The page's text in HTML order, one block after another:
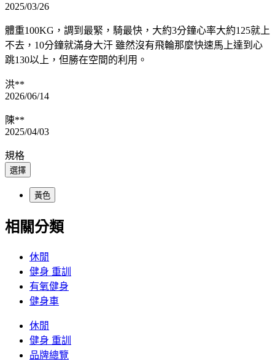
2025/03/26
體重100KG，調到最緊，騎最快，大約3分鐘心率大約125就上
不去，10分鐘就滿身大汗 雖然沒有飛輪那麼快速馬上達到心
跳130以上，但勝在空間的利用。
洪**
2026/06/14
陳**
2025/04/03
規格
選擇
黃色
相關分類
休閒
健身 重訓
有氧健身
健身車
休閒
健身 重訓
品牌總覽